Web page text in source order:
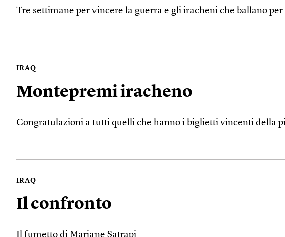
Tre settimane per vincere la guerra e gli iracheni che ballano
IRAQ
Montepremi iracheno
Congratulazioni a tutti quelli che hanno i biglietti vincenti della
IRAQ
Il confronto